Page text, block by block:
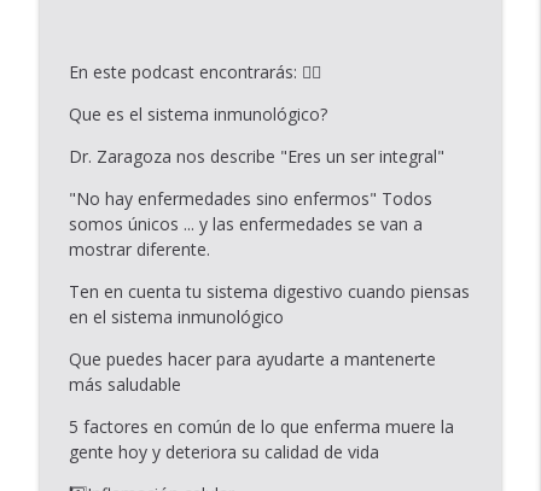
Tu Bienestar
Episodio 21: Cómo empezar de nuevo sin
sentirte abrumada
Tu Bienestar
Episodio #20 : De la ansiedad a la paz,
transforma el caos en claridad con
Tu Bienestar
Episodio #19: 7 Rituales de la mañana
para transformar tu vida
Episodio #18: Herramientas para
En este podcast encontrarás: 👇🏾
Que es el sistema inmunológico?
Dr. Zaragoza nos describe "Eres un ser integral"
"No hay enfermedades sino enfermos" Todos
somos únicos ... y las enfermedades se van a
mostrar diferente.
Ten en cuenta tu sistema digestivo cuando piensas
en el sistema inmunológico
Que puedes hacer para ayudarte a mantenerte
más saludable
5 factores en común de lo que enferma muere la
gente hoy y deteriora su calidad de vida